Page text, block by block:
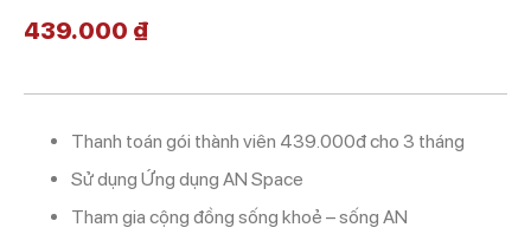
439.000 ₫
Thanh toán gói thành viên 439.000đ cho 3 tháng
Sử dụng Ứng dụng AN Space
Tham gia cộng đồng sống khoẻ – sống AN